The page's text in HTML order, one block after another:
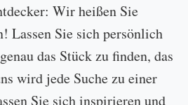
Wir heißen Sie
Lassen Sie sich persönlich
das Stück zu finden, das
wird jede Suche zu einer
Sie sich inspirieren und